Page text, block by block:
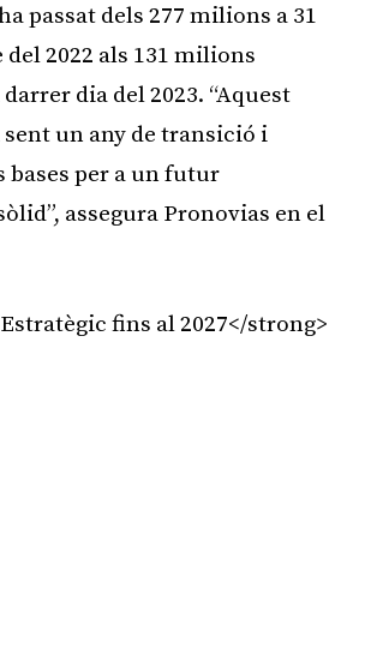
passat dels 277 milions a 31
del 2022 als 131 milions
darrer dia del 2023. “Aquest
sent un any de transició i
bases per a un futur
assegura Pronovias en el
fins al 2027</strong>